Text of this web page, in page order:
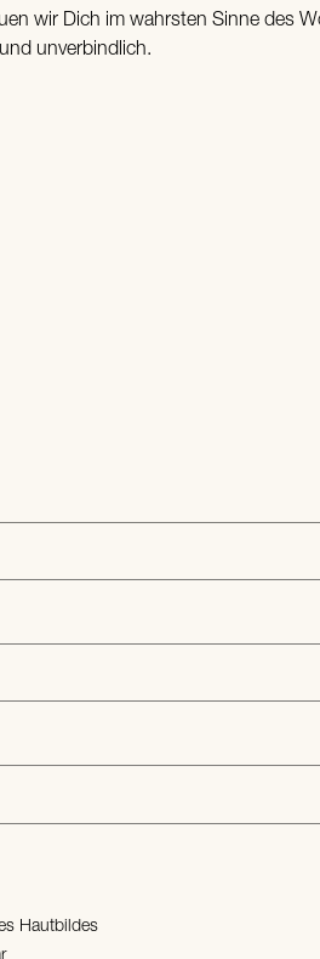
wir Dich im wahrsten Sinne des
unverbindlich.
Hautbildes